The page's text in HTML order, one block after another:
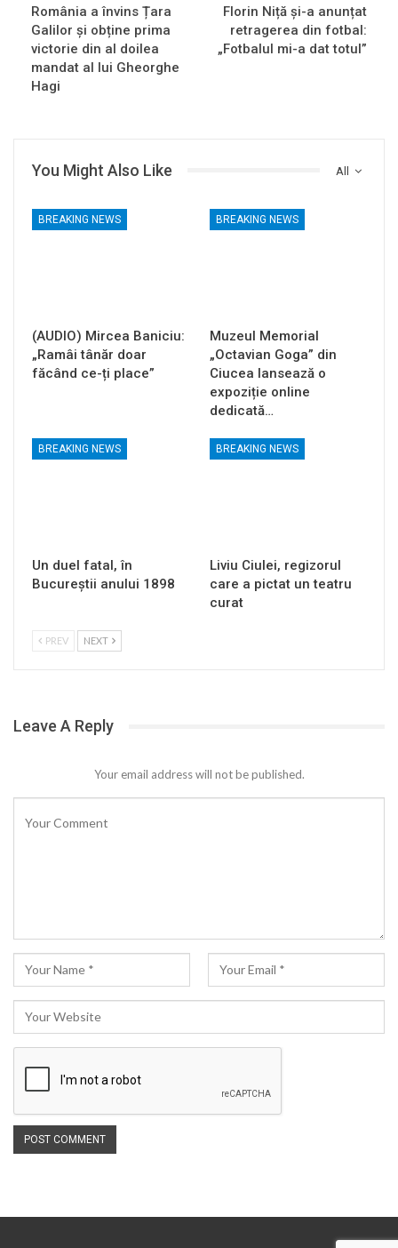
România a învins Țara
Galilor și obține prima
victorie din al doilea
mandat al lui Gheorghe
Hagi
Florin Niță și-a anunțat
retragerea din fotbal:
„Fotbalul mi-a dat totul”
All
You Might Also Like
BREAKING NEWS
(AUDIO) Mircea Baniciu:
„Ramâi tânăr doar
făcând ce-ți place”
BREAKING NEWS
Muzeul Memorial
„Octavian Goga” din
Ciucea lansează o
expoziție online
dedicată…
BREAKING NEWS
Un duel fatal, în
Bucureştii anului 1898
BREAKING NEWS
Liviu Ciulei, regizorul
care a pictat un teatru
curat
PREV NEXT
Leave A Reply
Your email address will not be published.